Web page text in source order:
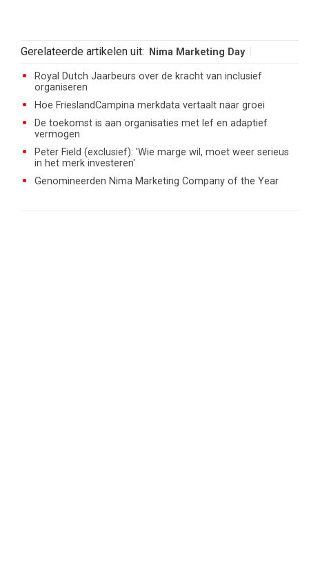
Gerelateerde artikelen uit: Nima Marketing Day
Royal Dutch Jaarbeurs over de kracht van inclusief
organiseren
Hoe FrieslandCampina merkdata vertaalt naar groei
De toekomst is aan organisaties met lef en adaptief
vermogen
Peter Field (exclusief): 'Wie marge wil, moet weer serieus
in het merk investeren'
Genomineerden Nima Marketing Company of the Year